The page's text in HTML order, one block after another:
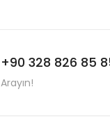
+90 328 826 85
Arayın!